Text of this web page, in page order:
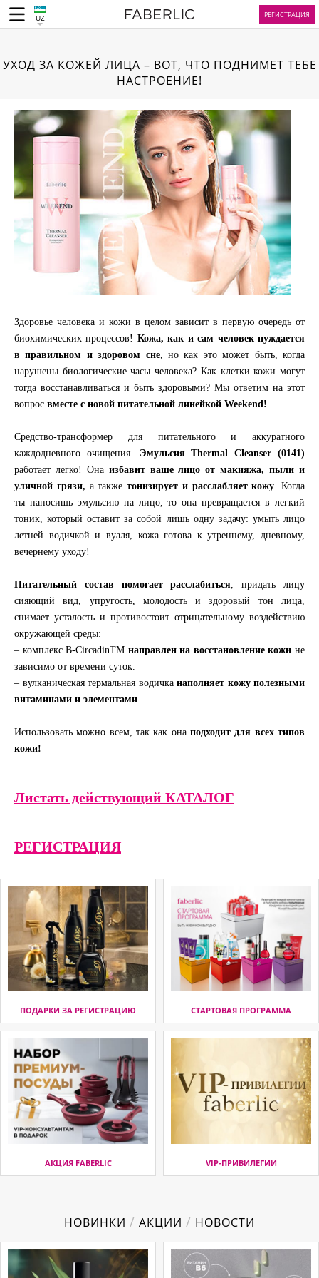
UZ РЕГИСТРАЦИЯ
УХОД ЗА КОЖЕЙ ЛИЦА – ВОТ, ЧТО ПОДНИМЕТ ТЕБЕ
НАСТРОЕНИЕ!
Здоровье человека и кожи в целом зависит в первую очередь от
биохимических процессов! Кожа, как и сам человек нуждается
в правильном и здоровом сне, но как это может быть, когда
нарушены биологические часы человека? Как клетки кожи могут
тогда восстанавливаться и быть здоровыми? Мы ответим на этот
вопрос вместе с новой питательной линейкой Weekend!
Средство-трансформер для питательного и аккуратного
каждодневного очищения. Эмульсия Thermal Cleanser (0141)
работает легко! Она избавит ваше лицо от макияжа, пыли и
уличной грязи, а также тонизирует и расслабляет кожу . Когда
ты наносишь эмульсию на лицо, то она превращается в легкий
тоник, который оставит за собой лишь одну задачу: умыть лицо
летней водичкой и вуаля, кожа готова к утреннему, дневному,
вечернему уходу!
Питательный состав помогает расслабиться , придать лицу
сияющий вид, упругость, молодость и здоровый тон лица,
снимает усталость и противостоит отрицательному воздействию
окружающей среды:
– комплекс B-CircadinTM направлен на восстановление кожи не
зависимо от времени суток.
– вулканическая термальная водичка наполняет кожу полезными
витаминами и элементами
Использовать можно всем, так как она подходит для всех типов
кожи!
Листать действующий КАТАЛОГ
РЕГИСТРАЦИЯ
ПОДАРКИ ЗА РЕГИСТРАЦИЮ СТАРТОВАЯ ПРОГРАММА
АКЦИЯ FABERLIC VIP-ПРИВИЛЕГИИ
НОВИНКИ / АКЦИИ / НОВОСТИ